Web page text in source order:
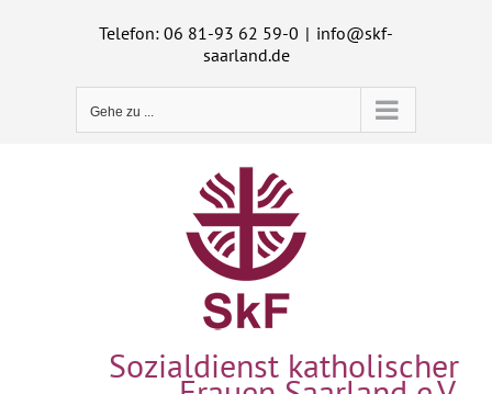
Telefon: 06 81-93 62 59-0 | info@skf-
saarland.de
Gehe zu ...
Sozialdienst katholischer